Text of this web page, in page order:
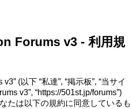
Forums v3 - 利用規
(以下 “私達”, “掲示板”, “当サイ
v3”, “https://501st.jp/forums”)
たは以下の規約に同意しているも